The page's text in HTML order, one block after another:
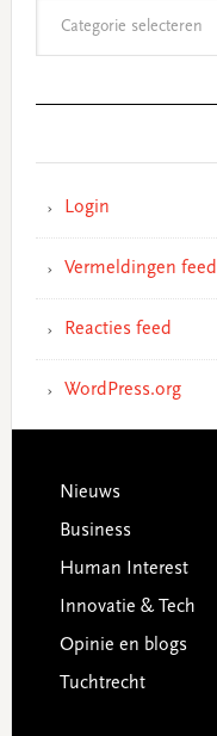
Login
Vermeldingen feed
Reacties feed
WordPress.org
Footer
Nieuws
Business
Human Interest
Innovatie & Tech
Opinie en blogs
Tuchtrecht